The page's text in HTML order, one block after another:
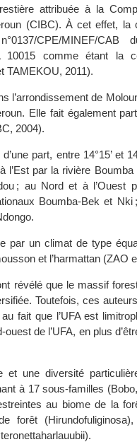
attribuée à la
(CIBC). À cet effet, la
n°0137/CPE/MINEF/
10015 comme étant la
TAMEKOU, 2011).
l’arrondissement de
Elle fait également
2004).
part, entre 14°15’ et
l’Est par la rivière
; au Nord et à l’Ouest
Boumba-Bek et
par un climat de type
et l’harmattan (ZAO
révélé que le massif
Toutefois, ces
fait que l’UFA est
de l’UFA, en plus
une diversité
à 17 sous-familles
au biome de la
forêt